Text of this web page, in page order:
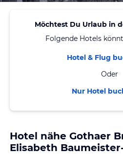
Möchtest Du Urlaub in
Folgende Hotels
Hotel & Flug
Oder
Nur Hotel
Hotel nähe Gothaer
Elisabeth